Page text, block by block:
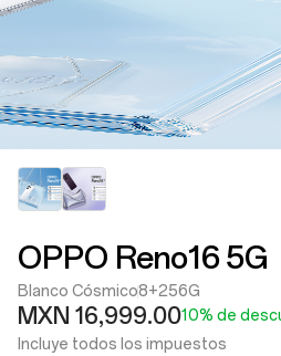
OPPO Reno16 5G
Blanco Cósmico8+256G
MXN 16,999.0010% de
Incluye todos los impuestos